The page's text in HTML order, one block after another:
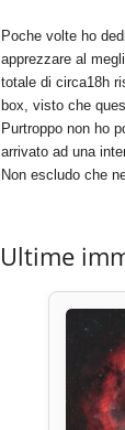
Poche volte ho
apprezzare al
totale di circa18h
box, visto che
Purtroppo non ho
arrivato ad una
Non escludo che
Ultime